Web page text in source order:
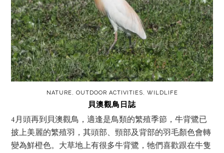
NATURE, OUTDOOR ACTIVITIES, WILDLIFE
貝澳觀鳥日誌
4月頭再到貝澳觀鳥，適逢是鳥類的繁殖季節，牛背鷺已
披上美麗的繁殖羽，其頭部、頸部及背部的羽毛顏色會轉
變為鮮橙色。大草地上有很多牛背鷺，牠們喜歡跟在牛隻